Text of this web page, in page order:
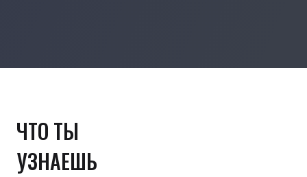
ЧТО ТЫ
УЗНАЕШЬ